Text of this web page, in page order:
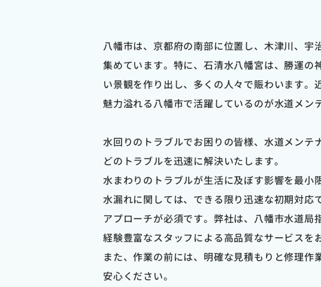
八幡市は、京都府の南部に位置し、木津川、
集めています。特に、石清水八幡宮は、勝運
い景観を作り出し、多くの人々で賑わいます
魅力溢れる八幡市で活躍しているのが水道メン
水回りのトラブルでお困りの皆様、水道メン
どのトラブルを迅速に解決いたします。
水まわりのトラブルが生活に及ぼす影響を最小
水漏れに関しては、できる限り迅速な初期対
アプローチが必須です。弊社は、八幡市水道
経験豊富なスタッフによる高品質なサービスを
また、作業の前には、明確な見積もりと修理
安心ください。